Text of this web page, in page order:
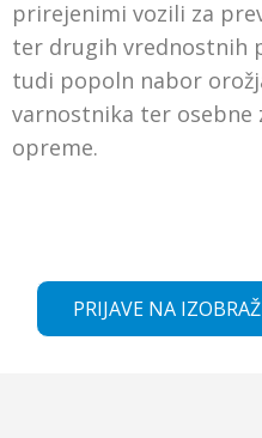
prirejenimi vozili za
ter drugih vrednostnih
tudi popoln nabor
varnostnika ter osebne
opreme.
PRIJAVE NA